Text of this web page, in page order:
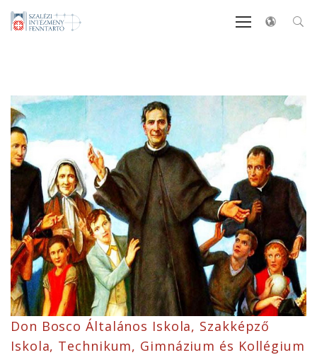
Don Bosco Általános Iskola, Szakképző
Iskola, Technikum, Gimnázium és Kollégium